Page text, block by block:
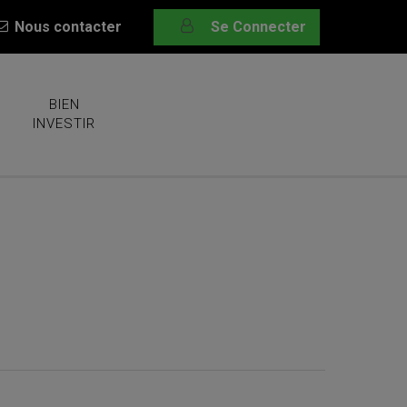
Nous contacter Se Connecter
BIEN
INVESTIR